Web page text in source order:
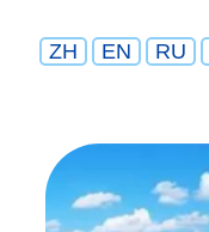
ZH EN RU